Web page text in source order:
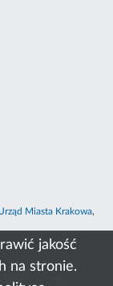
jakość
na stronie.
Miasta Krakowa,